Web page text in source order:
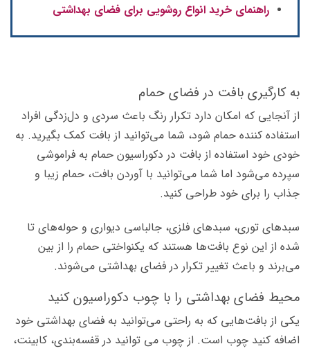
راهنمای خرید انواع روشویی برای فضای بهداشتی
به کارگیری بافت در فضای حمام
از آنجایی که امکان دارد تکرار رنگ باعث سردی و دل‌زدگی افراد
استفاده کننده حمام شود، شما می‌توانید از بافت کمک بگیرید. به
خودی خود استفاده از بافت در دکوراسیون حمام به فراموشی
سپرده می‌شود اما شما می‌توانید با آوردن بافت، حمام زیبا و
جذاب را برای خود طراحی کنید.
سبدهای توری، سبدهای فلزی، جالباسی دیواری و حوله‌های تا
شده از این نوع بافت‌ها هستند که یکنواختی حمام را از بین
می‌برند و باعث تغییر تکرار در فضای بهداشتی می‌شوند.
محیط فضای بهداشتی را با چوب دکوراسیون کنید
یکی از بافت‌هایی که به راحتی می‌توانید به فضای بهداشتی خود
اضافه کنید چوب است. از چوب می توانید در قفسه‌بندی، کابینت،